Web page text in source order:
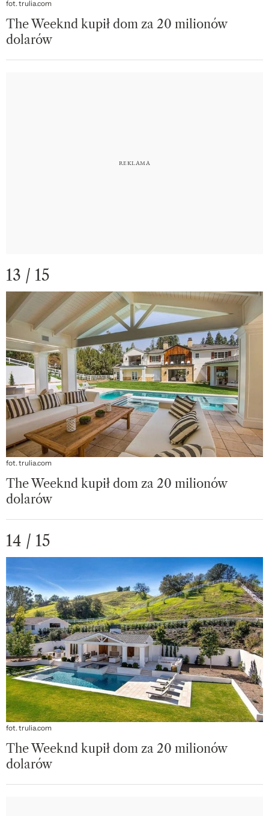
fot. trulia.com
The Weeknd kupił dom za 20 milionów
dolarów
13 / 15
fot. trulia.com
The Weeknd kupił dom za 20 milionów
dolarów
14 / 15
fot. trulia.com
The Weeknd kupił dom za 20 milionów
dolarów